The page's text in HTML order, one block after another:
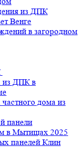
из ДПК
Венге
в загородном
из ДПК в
дома из
панели
в Мытищах 2025
панелей Клин